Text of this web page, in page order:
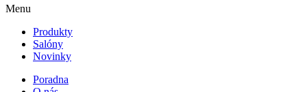
Menu
Produkty
Salóny
Novinky
Poradna